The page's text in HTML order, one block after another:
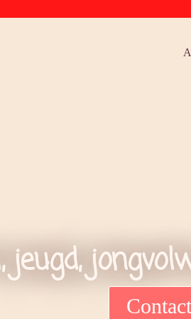
jeugd,
Contact